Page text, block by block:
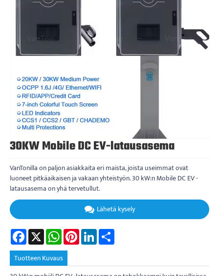
30KW Mobile DC EV-latausasema
VanTonilla on paljon asiakkaita eri maista, joista useimmat ovat
luoneet pitkäaikaisen ja vakaan yhteistyön. 30 kW:n Mobile DC EV -
latausasema on yhä tervetullut.
Lähetä kysely
Facebook
X WhatsAppPinterestLinkedIn
Tuotteen Kuvaus